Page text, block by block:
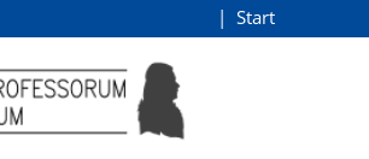
Start